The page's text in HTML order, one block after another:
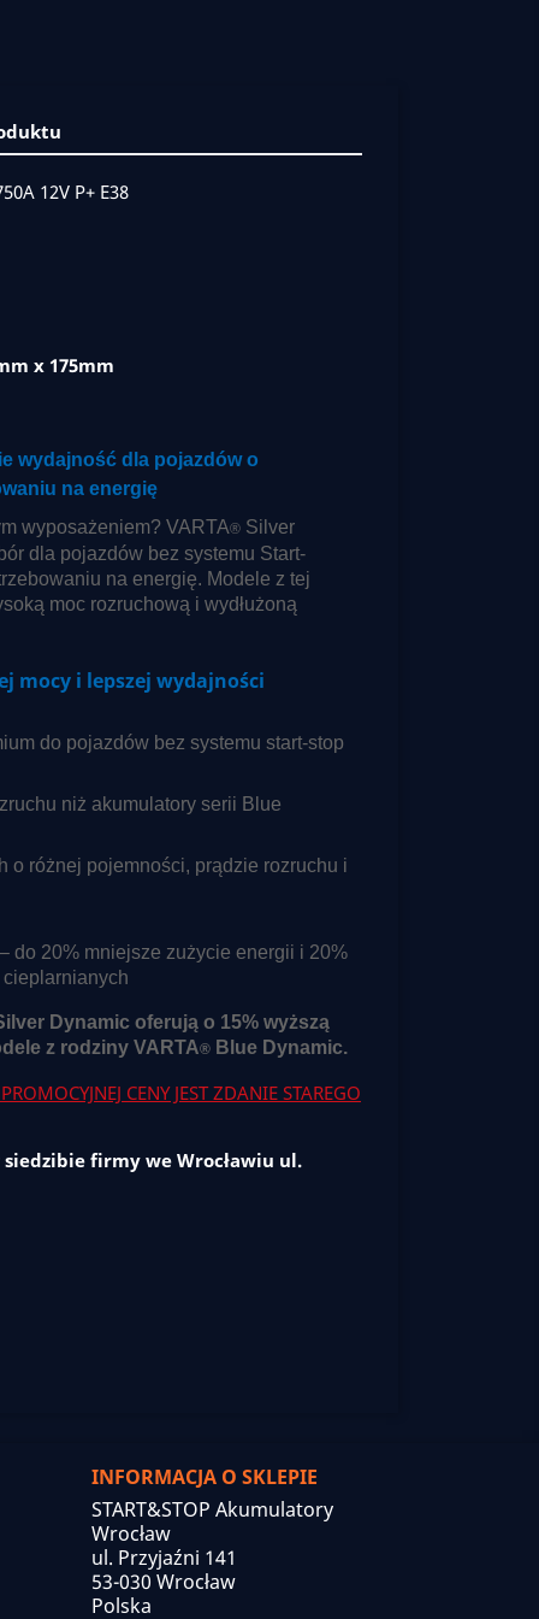
12V P+ E38
x 175mm
wydajność dla pojazdów o
na energię
wyposażeniem? VARTA® Silver
dla pojazdów bez systemu Start-
na energię. Modele z tej
moc rozruchową i wydłużoną
mocy i lepszej wydajności
do pojazdów bez systemu start-stop
niż akumulatory serii Blue
o różnej pojemności, prądzie rozruchu i
do 20% mniejsze zużycie energii i 20%
Dynamic oferują o 15% wyższą
z rodziny VARTA® Blue Dynamic.
CENY JEST ZDANIE STAREGO
firmy we Wrocławiu ul.
INFORMACJA O SKLEPIE
START&STOP Akumulatory
Wrocław
ul. Przyjaźni 141
53-030 Wrocław
Polska